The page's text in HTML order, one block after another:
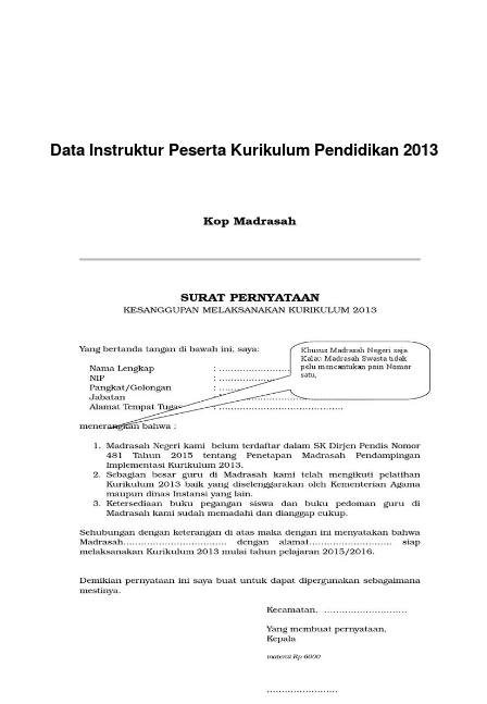
Data Instruktur Peserta Kurikulum Pendidikan 2013